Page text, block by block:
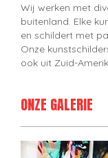
Wij werken met
buitenland. Elke
en schildert met
Onze
ook uit Zuid-
ONZE GALERIE